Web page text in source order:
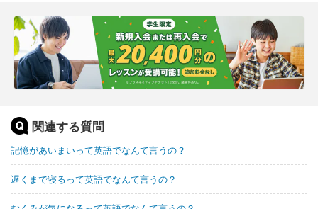
関連する質問
記憶があいまいって英語でなんて言うの？
遅くまで寝るって英語でなんて言うの？